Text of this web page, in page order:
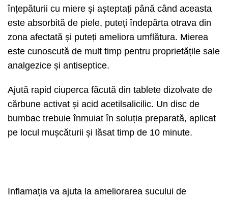
înțepăturii cu miere și așteptați până când aceasta
este absorbită de piele, puteți îndepărta otrava din
zona afectată și puteți ameliora umflătura. Mierea
este cunoscută de mult timp pentru proprietățile sale
analgezice și antiseptice.
Ajută rapid ciuperca făcută din tablete dizolvate de
cărbune activat și acid acetilsalicilic. Un disc de
bumbac trebuie înmuiat în soluția preparată, aplicat
pe locul mușcăturii și lăsat timp de 10 minute.
Inflamația va ajuta la ameliorarea sucului de